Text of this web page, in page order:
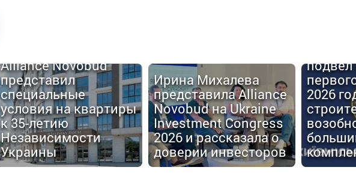
Alliance Novobud
представил
специальные
условия на квартиры
к 35-летию
Независимости
Украины
Ирина Михалева
представила Alliance
Novobud на Ukraine
Investment Congress
2026 и рассказала о
доверии инвесторов
подвел
2026